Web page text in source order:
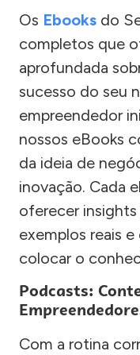
Os Ebooks do
completos que
aprofundada
sucesso do seu
empreendedor
nossos eBooks
da ideia de
inovação. Cada
oferecer
exemplos reais
colocar o
Podcasts:
Com a rotina